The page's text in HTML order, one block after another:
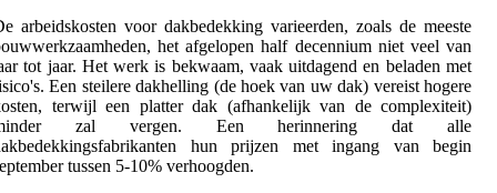
arbeidskosten voor dakbedekking varieerden, zoals de meeste
het afgelopen half decennium niet veel van
tot jaar. Het werk is bekwaam, vaak uitdagend en beladen met
Een steilere dakhelling (de hoek van uw dak) vereist hogere
terwijl een platter dak (afhankelijk van de complexiteit)
zal vergen. Een herinnering dat alle
hun prijzen met ingang van begin
tussen 5-10% verhoogden.